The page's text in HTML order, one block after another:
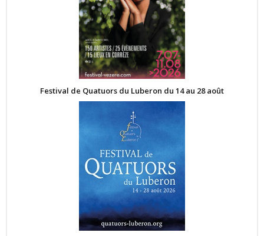
Festival de Quatuors du Luberon du 14 au 28 août